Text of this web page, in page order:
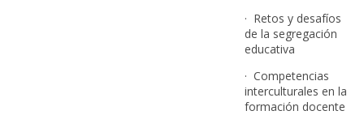
· Retos y desafíos
de la segregación
educativa
· Competencias
interculturales en la
formación docente